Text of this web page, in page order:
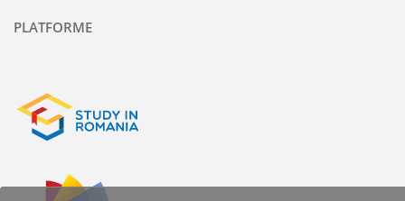
PLATFORME